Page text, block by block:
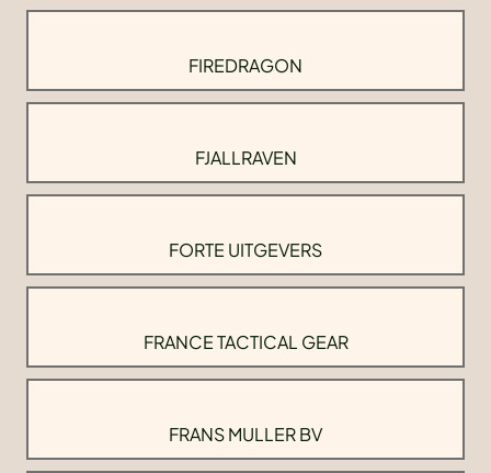
FIREDRAGON
FJALLRAVEN
FORTE UITGEVERS
FRANCE TACTICAL GEAR
FRANS MULLER BV